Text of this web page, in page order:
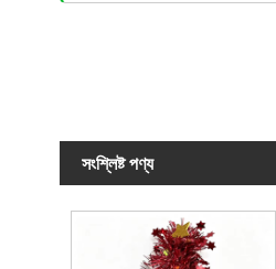
সংশ্লিষ্ট পণ্য